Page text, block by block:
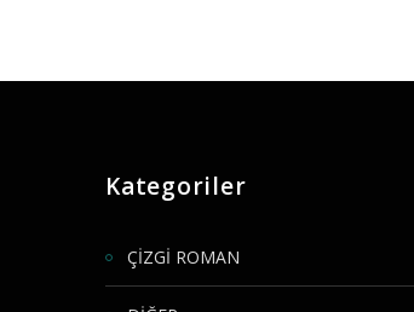
Kategoriler
ÇİZGİ ROMAN